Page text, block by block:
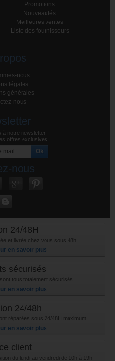
Promotions
Nouveautés
Meilleures ventes
Liste des fournisseurs
nous
légales
générales
nous
à notre newsletter
offres exclusives
nous
24/48H
et livrée chez vous sous 48h
en savoir plus
sécurisés
tous totalement sécurisés
en savoir plus
24/48h
réparées sous 24/48H maximum
en savoir plus
client
du lundi au vendredi de 10h à 19h